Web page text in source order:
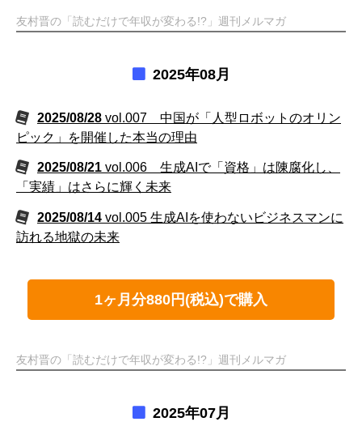
友村晋の「読むだけで年収が変わる!?」週刊メルマガ
2025年08月
2025/08/28 vol.007 中国が「人型ロボットのオリン
ピック」を開催した本当の理由
2025/08/21 vol.006 生成AIで「資格」は陳腐化し、
「実績」はさらに輝く未来
2025/08/14 vol.005 生成AIを使わないビジネスマンに
訪れる地獄の未来
1ヶ月分880円(税込)で購入
友村晋の「読むだけで年収が変わる!?」週刊メルマガ
2025年07月